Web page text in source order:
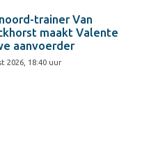
trainer Van
maakt Valente
aanvoerder
2026, 18:40 uur